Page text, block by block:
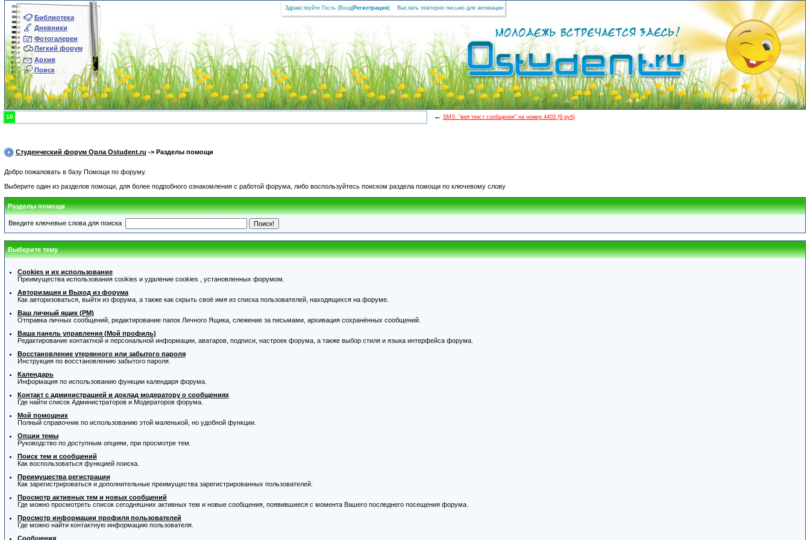
Библиотека
Дневники
Фотогалереи
Легкий форум
Архив
Поиск
Здравствуйте Гость (Вход Регистрация) Выслать повторно письмо для активации
10 ← SMS: "осттекст сообщения" на номер 4403 (9 руб)
Студенческий форум Орла Ostudent.ru -> Разделы помощи
Добро пожаловать в базу Помощи по форуму.
Выберите один из разделов помощи, для более подробного ознакомления с работой форума, либо воспользуйтесь поиском раздела помощи по ключевому слову
Разделы помощи
Введите ключевые слова для поиска
Выберите тему
Cookies и их использование
Преимущества использования cookies и удаление cookies , установленных форумом.
Авторизация и Выход из форума
Как авторизоваться, выйти из форума, а также как скрыть своё имя из списка пользователей, находящихся на форуме.
Ваш личный ящик (PM)
Отправка личных сообщений, редактирование папок Личного Ящика, слежение за письмами, архивация сохранённых сообщений.
Ваша панель управления (Мой профиль)
Редактирование контактной и персональной информации, аватаров, подписи, настроек форума, а также выбор стиля и языка интерфейса форума.
Восстановление утерянного или забытого пароля
Инструкция по восстановлению забытого пароля.
Календарь
Информация по использованию функции календаря форума.
Контакт с администрацией и доклад модератору о сообщениях
Где найти список Администраторов и Модераторов форума.
Мой помощник
Полный справочник по использованию этой маленькой, но удобной функции.
Опции темы
Руководство по доступным опциям, при просмотре тем.
Поиск тем и сообщений
Как воспользоваться функцией поиска.
Преимущества регистрации
Как зарегистрироваться и дополнительные преимущества зарегистрированных пользователей.
Просмотр активных тем и новых сообщений
Где можно просмотреть список сегодняшних активных тем и новые сообщения, появившиеся с момента Вашего последнего посещения форума.
Просмотр информации профиля пользователей
Где можно найти контактную информацию пользователя.
Сообщения